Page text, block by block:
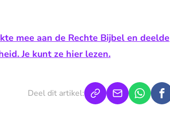
mee aan de Rechte Bijbel en deelde
Je kunt ze hier lezen.
Deel dit artikel: